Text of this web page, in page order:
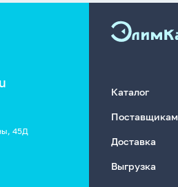
45Д
Каталог
Поставщикам
Доставка
Выгрузка